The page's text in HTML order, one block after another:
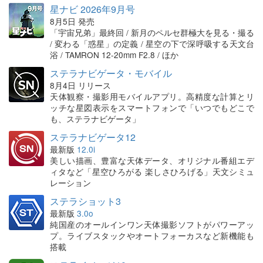
星ナビ 2026年9月号
8月5日 発売
「宇宙兄弟」最終回 / 新月のペルセ群極大を見る・撮る
/ 変わる「惑星」の定義 / 星空の下で深呼吸する天文台
浴 / TAMRON 12-20mm F2.8 / ほか
ステラナビゲータ・モバイル
8月4日 リリース
天体観察・撮影用モバイルアプリ。高精度な計算とリ
ッチな星図表示をスマートフォンで「いつでもどこで
も、ステラナビゲータ」
ステラナビゲータ12
最新版 12.0i
美しい描画、豊富な天体データ、オリジナル番組エデ
ィタなど「星空ひろがる 楽しさひろげる」天文シミュ
レーション
ステラショット3
最新版 3.0o
純国産のオールインワン天体撮影ソフトがパワーアッ
プ。ライブスタックやオートフォーカスなど新機能も
搭載